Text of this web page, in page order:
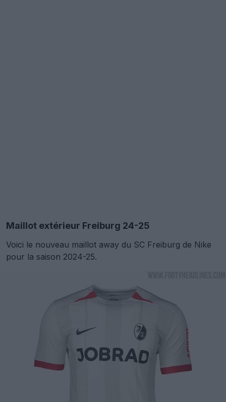
Maillot extérieur Freiburg 24-25
Voici le nouveau maillot away du SC Freiburg de Nike
pour la saison 2024-25.